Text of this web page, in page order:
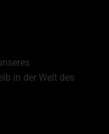
in der Welt des